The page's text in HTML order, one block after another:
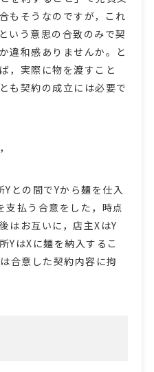
もそうなのですが，これ
いう意思の合致のみで契
違和感ありませんか。と
，実際に物を渡すこと
も契約の成立には必要で
との間でYから麺を仕入
支払う合意をした，時点
はお互いに，店主XはY
YはXに麺を納入するこ
合意した契約内容に拘